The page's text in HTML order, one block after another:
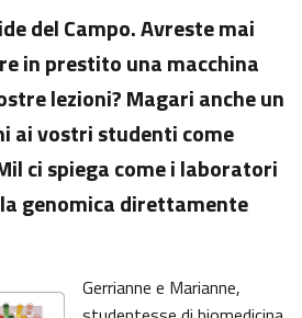
del Campo. Avreste mai
in prestito una macchina
lezioni? Magari anche un
ai vostri studenti come
ci spiega come i laboratori
genomica direttamente
Gerrianne e Marianne,